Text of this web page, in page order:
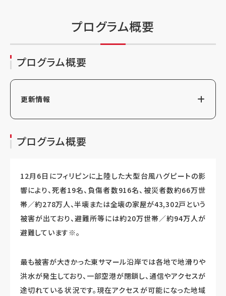
プログラム概要
プログラム概要
更新情報
プログラム概要
12月6日にフィリピンに上陸した大型台風ハグピートの影
響により、死者19名、負傷者数916名、被災者数約66万世
帯／約278万人、半壊または全壊の家屋が43,302戸という
被害が出ており、避難所等には約20万世帯／約94万人が
避難しています※。
最も被害が大きかった東サマール沿岸では各地で地滑りや
洪水が発生しており、一部空港が閉鎖し、通信やアクセスが
途切れている状況です。現在アクセスが可能になった地域